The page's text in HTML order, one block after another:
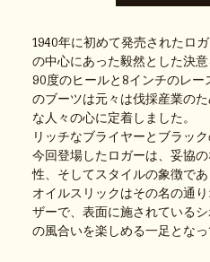
1940年に初めて発売されたロ
の中心にあった毅然とした決意
90度のヒールと8インチのレー
のブーツは元々は伐採産業の
な人々の心に定着しました。
リッチなブライヤーとブラッ
今回登場したロガーは、妥協
性、そしてスタイルの象徴であ
オイルスリックはその名の通
ザーで、表面に施されている
の風合いを楽しめる一足となっ